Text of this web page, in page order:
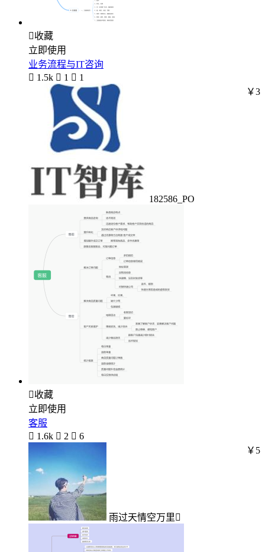
收藏
立即使用
业务流程与IT咨询
 1.5k  1  1
182586_PO
￥3
收藏
立即使用
客服
 1.6k  2  6
雨过天情空万里󾓭
￥5